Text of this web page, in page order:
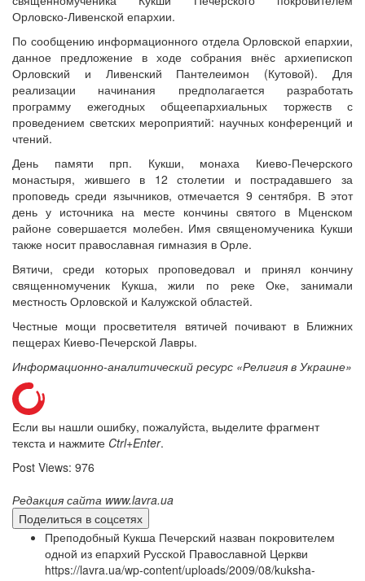
Онлайн трансляции
Веб-камеры
12 сентября 2015Название трансляции
12 сентября 2015Название трансляции
12 сентября 2015Название трансляции
12 сентября 2015
12 сентября 2015Название трансляции
12 сентября 2015Название трансляции
12 сентября 2015Название трансляции
Перейти к архиву
Орловско-Ливенской епархии.
По сообщению информационного отдела Орловской епархии,
данное предложение в ходе собрания внёс архиепископ
Орловский и Ливенский Пантелеимон (Кутовой). Для
реализации начинания предполагается разработать
программу ежегодных общеепархиальных торжеств с
проведением светских мероприятий: научных конференций и
чтений.
День памяти прп. Кукши, монаха Киево-Печерского
монастыря, жившего в 12 столетии и пострадавшего за
проповедь среди язычников, отмечается 9 сентября. В этот
день у источника на месте кончины святого в Мценском
районе совершается молебен. Имя священомученика Кукши
также носит православная гимназия в Орле.
Вятичи, среди которых проповедовал и принял кончину
священномученик Кукша, жили по реке Оке, занимали
местность Орловской и Калужской областей.
Честные мощи просветителя вятичей почивают в Ближних
пещерах Киево-Печерской Лавры.
Информационно-аналитический ресурс «Религия в Украине»
Если вы нашли ошибку, пожалуйста, выделите фрагмент
текста и нажмите Ctrl+Enter.
Post Views: 976
Редакция сайта www.lavra.ua
Поделиться в соцсетях
Преподобный Кукша Печерский назван покровителем
одной из епархий Русской Православной Церкви
https://lavra.ua/wp-content/uploads/2009/08/kuksha-